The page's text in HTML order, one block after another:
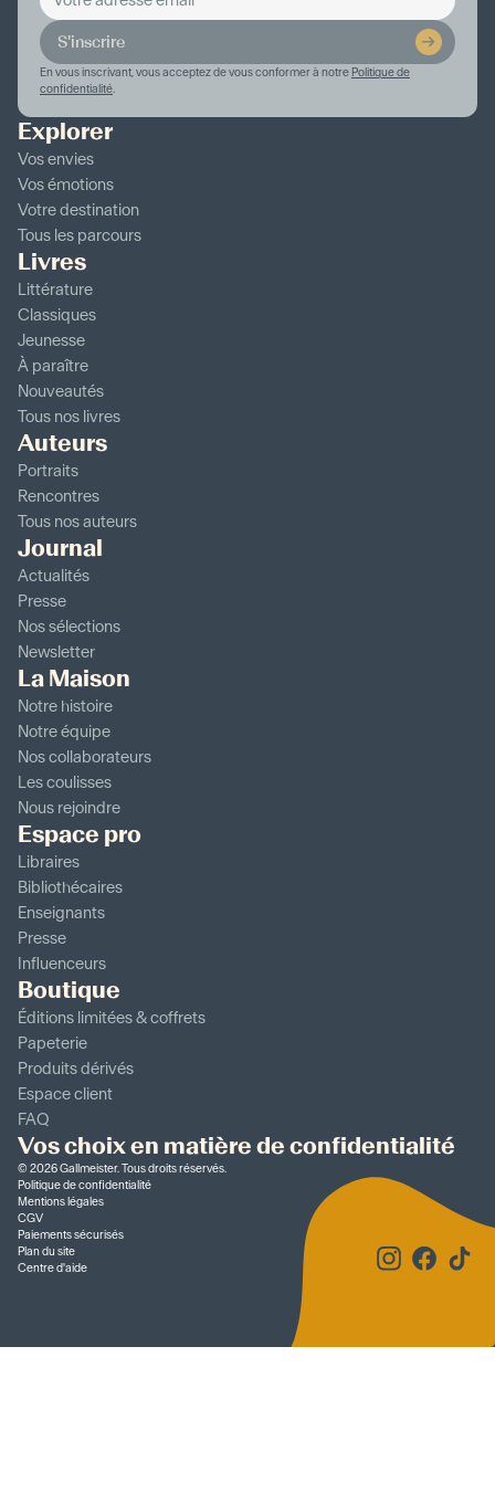
S'inscrire
En vous inscrivant, vous acceptez de vous conformer à notre Politique de
confidentialité.
Explorer
Vos envies
Vos émotions
Votre destination
Tous les parcours
Livres
Littérature
Classiques
Jeunesse
À paraître
Nouveautés
Tous nos livres
Auteurs
Portraits
Rencontres
Tous nos auteurs
Journal
Actualités
Presse
Nos sélections
Newsletter
La Maison
Notre histoire
Notre équipe
Nos collaborateurs
Les coulisses
Nous rejoindre
Espace pro
Libraires
Bibliothécaires
Enseignants
Presse
Influenceurs
Boutique
Éditions limitées & coffrets
Papeterie
Produits dérivés
Espace client
FAQ
Vos choix en matière de confidentialité
© 2026Gallmeister. Tous droits réservés.
Politique de confidentialité
Mentions légales
CGV
Paiements sécurisés
Plan du site
Centre d'aide